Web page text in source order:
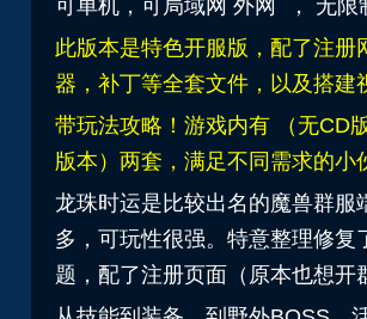
可单机，可局域网 外网 ，
无限
此版本是特色开服版，配了注册
器，补丁等全套文件，以及搭建
带玩法攻略！游戏内有 （无CD
版本）两套，满足不同需求的小
龙珠时运是比较出名的魔兽群服
多，可玩性很强。特意整理修复
题，配了注册页面（原本也想开